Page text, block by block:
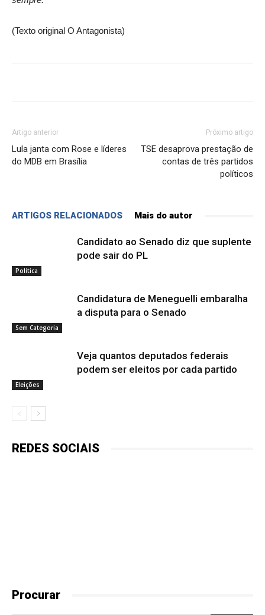
(Texto original O Antagonista)
Artigo anterior
Lula janta com Rose e líderes
do MDB em Brasília
Próximo artigo
TSE desaprova prestação de
contas de três partidos
políticos
ARTIGOS RELACIONADOS Mais do autor
Política
Candidato ao Senado diz que suplente
pode sair do PL
Sem Categoria
Candidatura de Meneguelli embaralha
a disputa para o Senado
Eleições
Veja quantos deputados federais
podem ser eleitos por cada partido
REDES SOCIAIS
Procurar